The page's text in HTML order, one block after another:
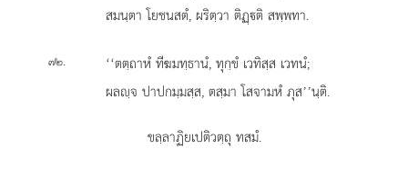
สมนฺตา โยชนสตํ, ผริตฺวา ติฏฺติ สพฺพทา.
๗๒.
‘‘ตตฺถาหํ ทีฆมทฺธานํ, ทุกฺขํ เวทิสฺส เวทนํ;
ผลฺจ ปาปกมฺมสฺส, ตสฺมา โสจามหํ ภุส’’นฺติ.
ขลฺลาฏิยเปติวตฺถุ ทสมํ.